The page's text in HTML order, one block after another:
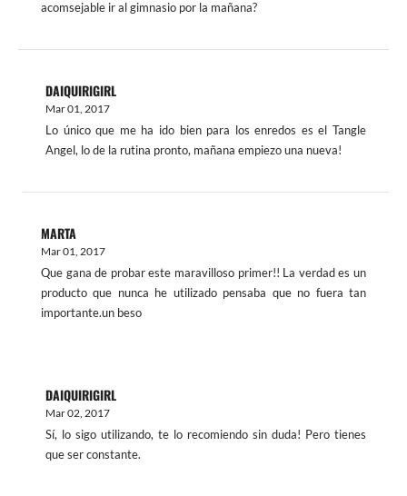
acomsejable ir al gimnasio por la mañana?
DAIQUIRIGIRL
Mar 01, 2017
Lo único que me ha ido bien para los enredos es el Tangle
Angel, lo de la rutina pronto, mañana empiezo una nueva!
MARTA
Mar 01, 2017
Que gana de probar este maravilloso primer!! La verdad es un
producto que nunca he utilizado pensaba que no fuera tan
importante.un beso
DAIQUIRIGIRL
Mar 02, 2017
Sí, lo sigo utilizando, te lo recomiendo sin duda! Pero tienes
que ser constante.